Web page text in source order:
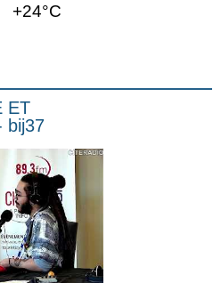
+24°C
ET
bij37